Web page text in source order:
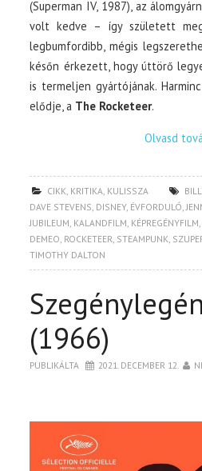
(Superman IV, 1987), az
volt kedve – így született
legbumfordibb, mégis
későn érkezett, hogy úttörő
is termeljen gyártójának.
elődje, a The Rocketeer.
Olvasd
CIKK, KRITIKA, KULISSZA
DAVE STEVENS, DISNEY, ÉVFORDULÓ,
JUBILEUM, KALANDFILM, KÉPREGÉNYFILM,
DEMEO, ROCKETEER, STEAMPUNK,
TIMOTHY DALTON
(1966)
PUBLIKÁLTA 2021. DECEMBER 12.